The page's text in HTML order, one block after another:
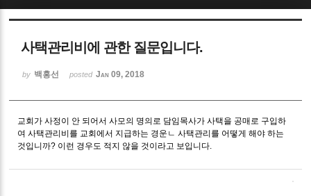
사택관리비에 관한 질문입니다.
by 백홍선 posted Jan 09, 2018
교회가 사정이 안 되어서 사모의 명의로 담임목사가 사택을 공매로 구입하
여 사택관리비를 교회에서 지급하는 경운ㄴ 사택관리를 어떻게 해야 하는
것입니까? 이런 경우도 적지 않을 것이라고 보입니다.
Sketchbook5, 스케치북5
Sketchbook5, 스케치북5